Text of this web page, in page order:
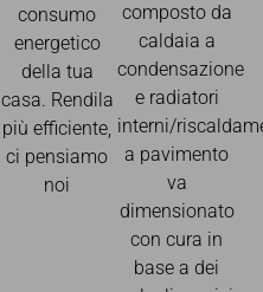
consumo
energetico
della tua
casa. Rendila
più efficiente,
ci pensiamo
noi
composto da
caldaia a
condensazione
e radiatori
interni/
a pavimento
va
dimensionato
con cura in
base a dei